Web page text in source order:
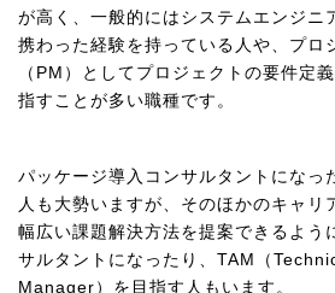
が高く、一般的にはシステムエンジニ
携わった経験を持っている人や、プロ
（PM）としてプロジェクトの要件定
指すことが多い職種です。
パッケージ導入コンサルタントになっ
人も大勢いますが、そのほかのキャリ
幅広い課題解決方法を提案できるよう
サルタントになったり、TAM（
Manager）を目指す人もいます。